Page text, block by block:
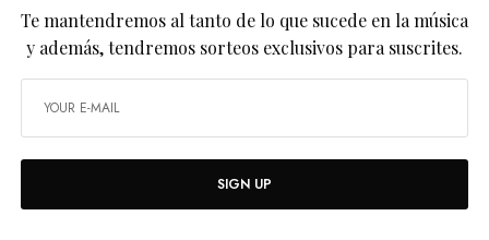
Te mantendremos al tanto de lo que sucede en la música
y además, tendremos sorteos exclusivos para suscrites.
SIGN UP